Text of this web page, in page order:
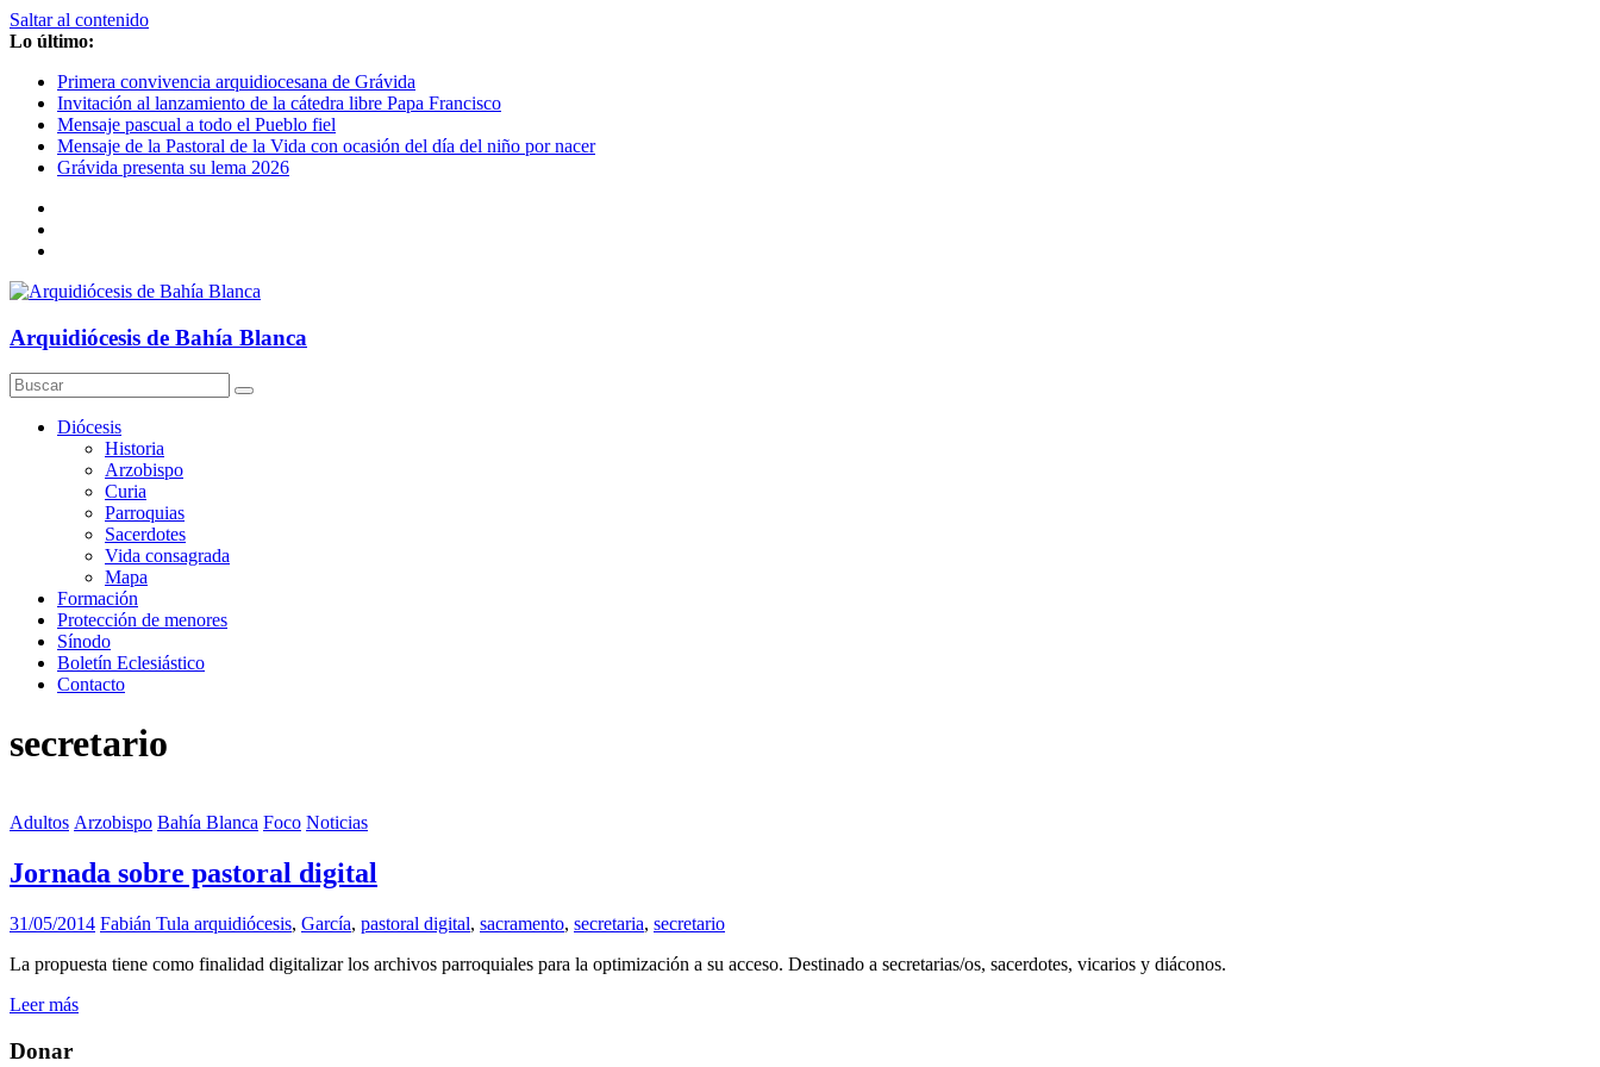
Saltar al contenido
Lo último:
Primera convivencia arquidiocesana de Grávida
Invitación al lanzamiento de la cátedra libre Papa Francisco
Mensaje pascual a todo el Pueblo fiel
Mensaje de la Pastoral de la Vida con ocasión del día del niño por nacer
Grávida presenta su lema 2026
Arquidiócesis de Bahía Blanca
Diócesis
Historia
Arzobispo
Curia
Parroquias
Sacerdotes
Vida consagrada
Mapa
Formación
Protección de menores
Sínodo
Boletín Eclesiástico
Contacto
secretario
Adultos Arzobispo Bahía Blanca Foco Noticias
Jornada sobre pastoral digital
31/05/2014 Fabián Tula arquidiócesis, García, pastoral digital, sacramento, secretaria, secretario
La propuesta tiene como finalidad digitalizar los archivos parroquiales para la optimización a su acceso. Destinado a secretarias/os, sacerdotes, vicarios y diáconos.
Leer más
Donar